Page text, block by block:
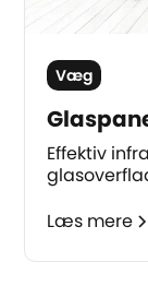
Væg
Effektiv
Læs mere